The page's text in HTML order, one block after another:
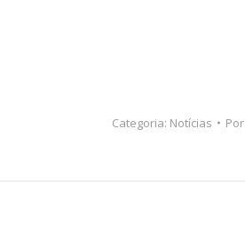
Categoria: Notícias Por